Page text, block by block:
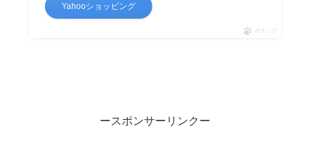
Yahooショッピング
ポチップ
ースポンサーリンクー